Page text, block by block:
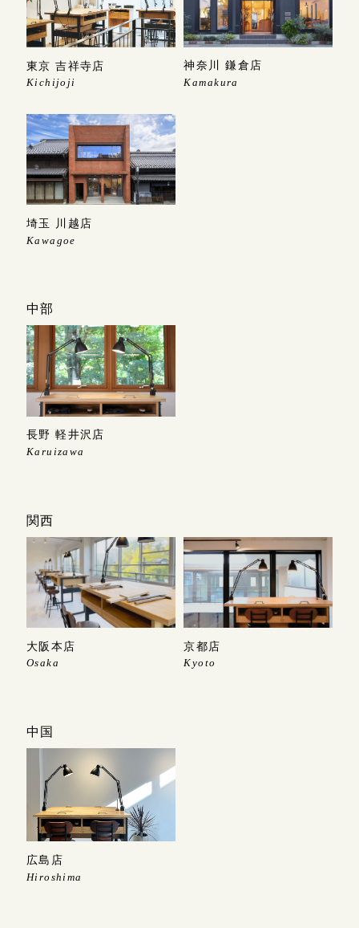
東京 吉祥寺店
Kichijoji
神奈川 鎌倉店
Kamakura
埼玉 川越店
Kawagoe
中部
長野 軽井沢店
Karuizawa
関西
大阪本店
Osaka
京都店
Kyoto
中国
広島店
Hiroshima